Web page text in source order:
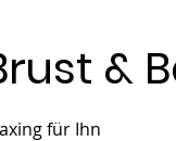
&
für Ihn